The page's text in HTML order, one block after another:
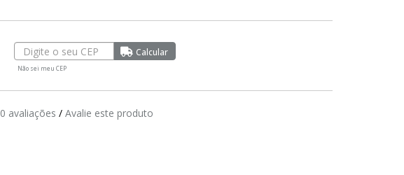
Não sei meu CEP
0 avaliações / Avalie este produto